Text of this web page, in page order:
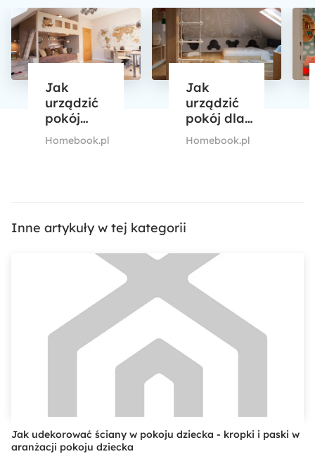
Jak
urządzić
pokój
dziecka na
poddaszu?
Homebook.pl
Jak
urządzić
pokój dla
dziecka
według
Homebook.pl
Inne artykuły w tej kategorii
Jak udekorować ściany w pokoju dziecka - kropki i paski w
aranżacji pokoju dziecka